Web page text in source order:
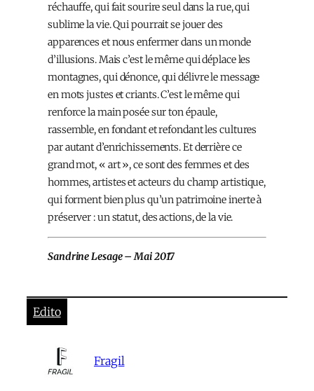
réchauffe, qui fait sourire seul dans la rue, qui
sublime la vie. Qui pourrait se jouer des
apparences et nous enfermer dans un monde
d’illusions. Mais c’est le même qui déplace les
montagnes, qui dénonce, qui délivre le message
en mots justes et criants. C’est le même qui
renforce la main posée sur ton épaule,
rassemble, en fondant et refondant les cultures
par autant d’enrichissements. Et derrière ce
grand mot, « art », ce sont des femmes et des
hommes, artistes et acteurs du champ artistique,
qui forment bien plus qu’un patrimoine inerte à
préserver : un statut, des actions, de la vie.
Sandrine Lesage – Mai 2017
Edito
Fragil